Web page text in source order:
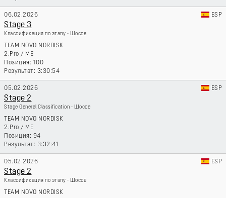
06.02.2026 ESP
Stage 3
Классификация по этапу - Шоссе
TEAM NOVO NORDISK
2.Pro / ME
100
3:30:54
05.02.2026 ESP
Stage 2
Stage General Classification - Шоссе
TEAM NOVO NORDISK
2.Pro / ME
94
3:32:41
05.02.2026 ESP
Stage 2
Классификация по этапу - Шоссе
TEAM NOVO NORDISK